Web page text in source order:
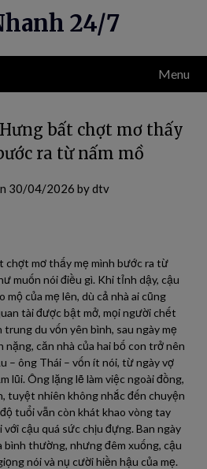
24/7
Menu
bất chợt mơ thấy
ra từ nấm mồ
30/04/2026 bydtv
chợt mơ thấy mẹ mình bước ra từ
muốn nói điều gì. Khi tỉnh dậy, cậu
của mẹ lên, dù cả nhà ai cũng
tài được bật mở, mọi người chết
du vốn yên bình, sau ngày mẹ
căn nhà của hai bố con trở nên
– ông Thái – vốn ít nói, từ ngày vợ
lũi. Ông lặng lẽ làm việc ngoài đồng,
tuyệt nhiên không nhắc đến chuyện
tuổi vẫn còn khát khao vòng tay
cậu quá sức chịu đựng. Ban ngày
bình thường, nhưng đêm xuống, cậu
nói và nụ cười hiền hậu của mẹ.